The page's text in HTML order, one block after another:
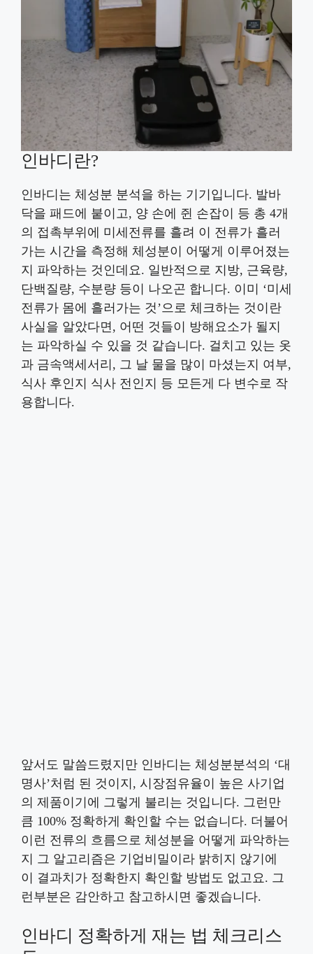
인바디란?
인바디는 체성분 분석을 하는 기기입니다. 발바
닥을 패드에 붙이고, 양 손에 쥔 손잡이 등 총 4개
의 접촉부위에 미세전류를 흘려 이 전류가 흘러
가는 시간을 측정해 체성분이 어떻게 이루어졌는
지 파악하는 것인데요. 일반적으로 지방, 근육량,
단백질량, 수분량 등이 나오곤 합니다. 이미 ‘미세
전류가 몸에 흘러가는 것’으로 체크하는 것이란
사실을 알았다면, 어떤 것들이 방해요소가 될지
는 파악하실 수 있을 것 같습니다. 걸치고 있는 옷
과 금속액세서리, 그 날 물을 많이 마셨는지 여부,
식사 후인지 식사 전인지 등 모든게 다 변수로 작
용합니다.
앞서도 말씀드렸지만 인바디는 체성분분석의 ‘대
명사’처럼 된 것이지, 시장점유율이 높은 사기업
의 제품이기에 그렇게 불리는 것입니다. 그런만
큼 100% 정확하게 확인할 수는 없습니다. 더불어
이런 전류의 흐름으로 체성분을 어떻게 파악하는
지 그 알고리즘은 기업비밀이라 밝히지 않기에
이 결과치가 정확한지 확인할 방법도 없고요. 그
런부분은 감안하고 참고하시면 좋겠습니다.
인바디 정확하게 재는 법 체크리스